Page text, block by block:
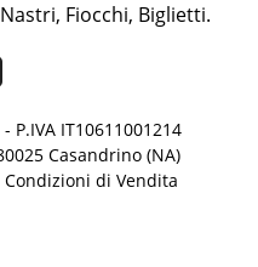
Fiocchi, Biglietti.
P.IVA IT10611001214
Casandrino (NA)
Condizioni di Vendita